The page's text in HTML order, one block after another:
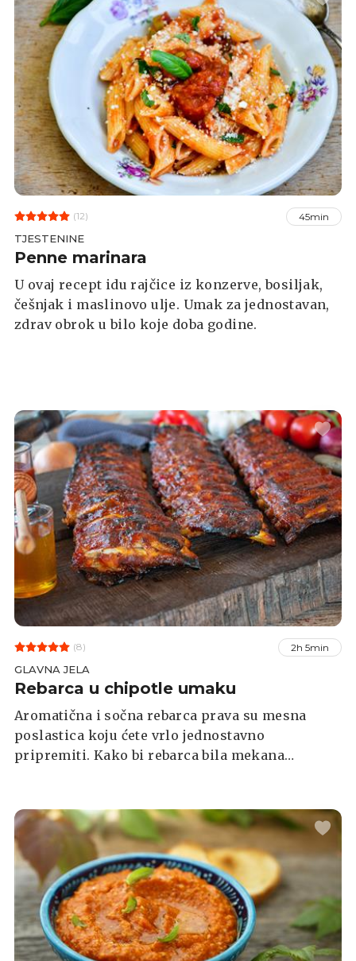
(12) 45min
TJESTENINE
Penne marinara
U ovaj recept idu rajčice iz konzerve, bosiljak,
češnjak i maslinovo ulje. Umak za jednostavan,
zdrav obrok u bilo koje doba godine.
(8) 2h 5min
GLAVNA JELA
Rebarca u chipotle umaku
Aromatična i sočna rebarca prava su mesna
poslastica koju ćete vrlo jednostavno
pripremiti. Kako bi rebarca bila mekana
kulinarskog klasika bit će vam potrebno ipak
nešto više vremena.